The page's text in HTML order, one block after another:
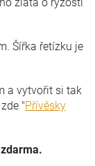
Šířka řetízku je
a vytvořit si tak
"Přívěsky